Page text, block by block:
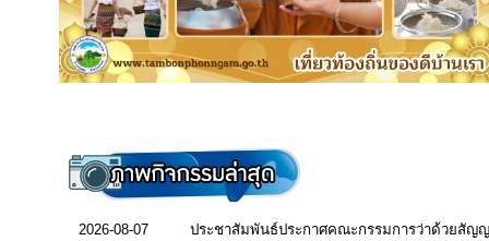
2026-08-07
ประชาสัมพันธ์ประกาศคณะกรรมการว่าด้วยสัญ